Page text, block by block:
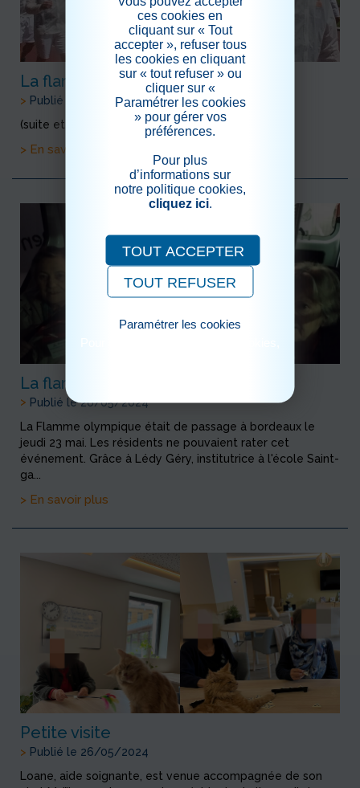
La flamme (suite et fin)
> Publié le 26/05/2024
(suite et fin)
> En savoir plus
La flamme olympique
> Publié le 26/05/2024
La Flamme olympique était de passage à bordeaux le
jeudi 23 mai. Les résidents ne pouvaient rater cet
événement. Grâce à Lédy Géry, institutrice à l'école Saint-
ga...
> En savoir plus
Petite visite
> Publié le 26/05/2024
Loane, aide soignante, est venue accompagnée de son
ces cookies en
cliquant sur « Tout
accepter », refuser tous
les cookies en cliquant
sur « tout refuser » ou
cliquer sur «
Paramétrer les cookies
» pour gérer vos
préférences.
Pour plus
d’informations sur
notre politique cookies,
cliquez ici.
TOUT ACCEPTER
TOUT REFUSER
Paramétrer les cookies